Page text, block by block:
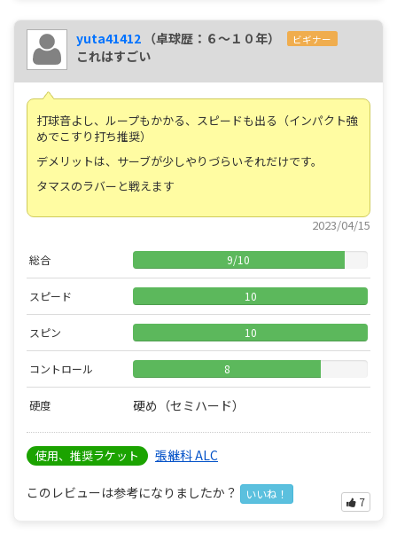
yuta41412 （卓球歴：６～１０年） ビギナー
これはすごい
打球音よし、ループもかかる、スピードも出る（インパクト強
めでこすり打ち推奨）
デメリットは、サーブが少しやりづらいそれだけです。
タマスのラバーと戦えます
2023/04/15
総合 9/10
スピード 10
スピン 10
コントロール 8
硬度 硬め（セミハード）
使用、推奨ラケット 張継科 ALC
このレビューは参考になりましたか？ いいね！
7